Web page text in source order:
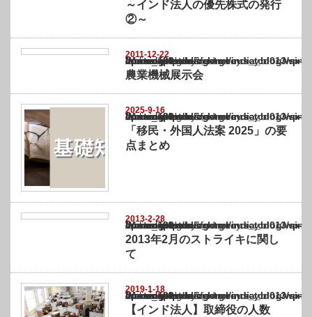
～インド法人の優先株式の発行
②～
2011-12-22
Warning
: Undefined array key "show_category" in
/home/netst/kuno-cpa.co.jp/public_html/india_blog/wp-content/themes/
on line183
農業機械展示会
2025-9-16
Warning
: Undefined array key "show_category" in
/home/netst/kuno-cpa.co.jp/public_html/india_blog/wp-content/themes/
on line183
「移民・外国人法案 2025」の要
点まとめ
2013-2-28
Warning
: Undefined array key "show_category" in
/home/netst/kuno-cpa.co.jp/public_html/india_blog/wp-content/themes/
on line183
2013年2月のストライキに関し
て
2019-1-18
Warning
: Undefined array key "show_category" in
/home/netst/kuno-cpa.co.jp/public_html/india_blog/wp-content/themes/
on line183
【インド法人】取締役の人数